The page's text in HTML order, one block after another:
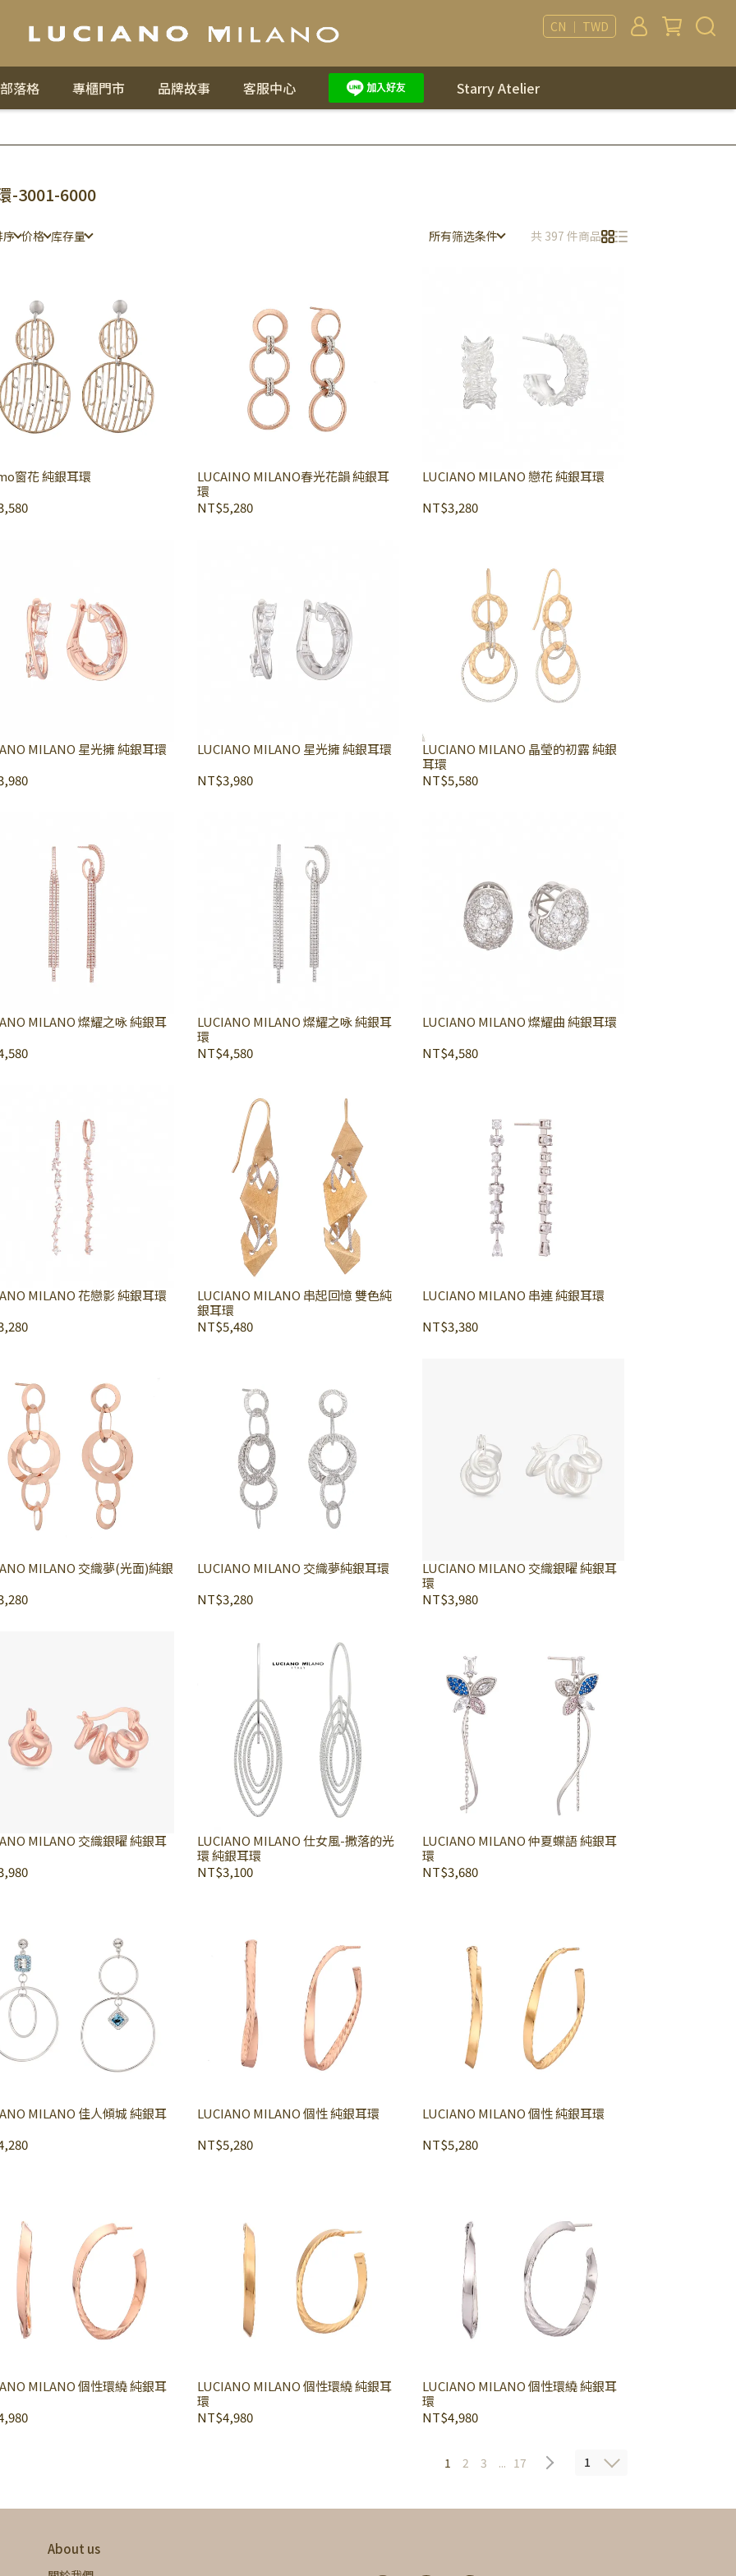
CN ｜ TWD
部落格 專櫃門市 品牌故事 客服中心 Starry Atelier
-3001-6000
序 价格 库存量 所有筛选条件 共 397 件商品
窗花 純銀耳環
LUCAINO MILANO春光花韻 純銀耳
環
NT$5,280
LUCIANO MILANO 戀花 純銀耳環
NT$3,280
LUCIANO MILANO 星光擁 純銀耳環
LUCIANO MILANO 星光擁 純銀耳環
NT$3,980
LUCIANO MILANO 晶瑩的初露 純銀
耳環
NT$5,580
燦耀之咏 純銀耳
LUCIANO MILANO 燦耀之咏 純銀耳
環
NT$4,580
LUCIANO MILANO 燦耀曲 純銀耳環
NT$4,580
LUCIANO MILANO 花戀影 純銀耳環
LUCIANO MILANO 串起回憶 雙色純
銀耳環
NT$5,480
LUCIANO MILANO 串連 純銀耳環
NT$3,380
MILANO 交織夢(光面)純銀
LUCIANO MILANO 交織夢純銀耳環
NT$3,280
LUCIANO MILANO 交織銀曜 純銀耳
環
NT$3,980
MILANO 交織銀曜 純銀耳
LUCIANO MILANO 仕女風-撒落的光
環 純銀耳環
NT$3,100
LUCIANO MILANO 仲夏蝶語 純銀耳
環
NT$3,680
MILANO 佳人傾城 純銀耳
LUCIANO MILANO 個性 純銀耳環
NT$5,280
LUCIANO MILANO 個性 純銀耳環
NT$5,280
MILANO 個性環繞 純銀耳
LUCIANO MILANO 個性環繞 純銀耳
環
NT$4,980
LUCIANO MILANO 個性環繞 純銀耳
環
NT$4,980
1 2 3 ... 17 1
About us